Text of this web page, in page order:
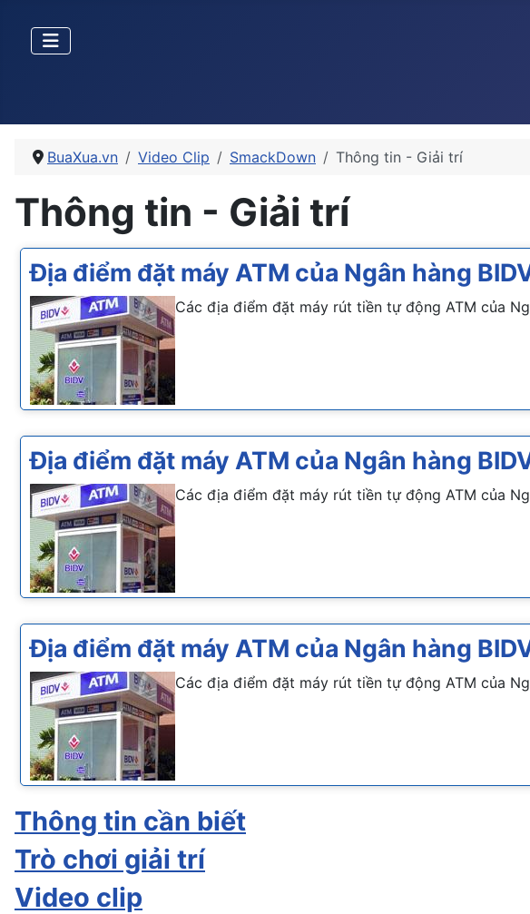
BuaXua.vn Video Clip SmackDown Thông tin - Giải trí
Thông tin - Giải trí
Địa điểm đặt máy ATM của Ngân hàng
Các địa điểm đặt máy rút tiền tự động ATM của
Địa điểm đặt máy ATM của Ngân hàng
Các địa điểm đặt máy rút tiền tự động ATM của
Địa điểm đặt máy ATM của Ngân hàng
Các địa điểm đặt máy rút tiền tự động ATM của
Thông tin cần biết
Trò chơi giải trí
Video clip